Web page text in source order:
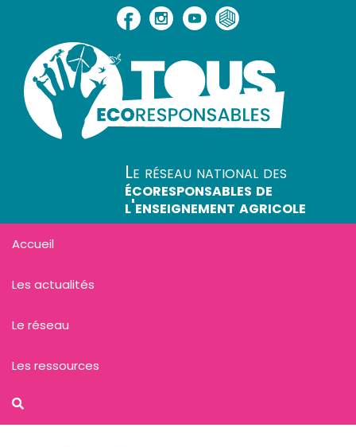
Le réseau national des
écoresponsables de
l'enseignement agricole
Accueil
Les actualités
Le réseau
Les ressources